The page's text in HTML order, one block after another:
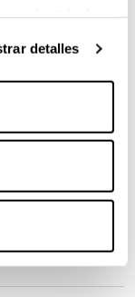
derechos vea
detalles
híbrida EQ
Gris